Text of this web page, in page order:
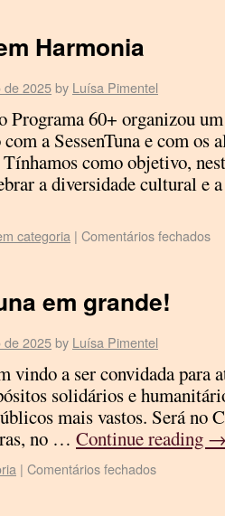
Harmonia
de 2025by Luísa Pimentel
Programa 60+ organizou
a SessenTuna e com os
como objetivo,
a diversidade cultural
categoria | Comentários fechados
em grande!
de 2025by Luísa Pimentel
vindo a ser convidada para
solidários e
mais vastos. Será no
no … Continue reading
| Comentários fechados